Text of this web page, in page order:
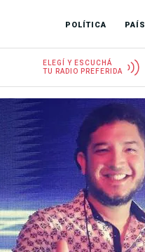
POLÍTICA PAÍS
ELEGÍ Y ESCUCHÁ
TU RADIO PREFERIDA